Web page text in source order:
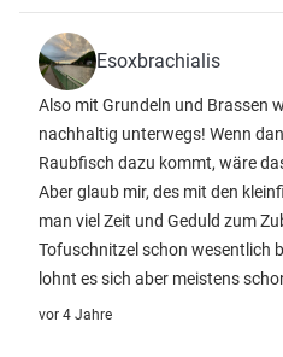
Esoxbrachialis
Also mit Grundeln und Brassen
nachhaltig unterwegs! Wenn
Raubfisch dazu kommt, wäre
Aber glaub mir, des mit den
man viel Zeit und Geduld zum
Tofuschnitzel schon wesentlich
lohnt es sich aber meistens
vor 4 Jahre